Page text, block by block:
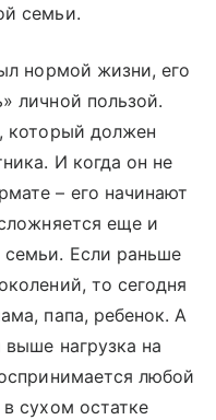
семьи.
нормой жизни, его
личной пользой.
который должен
И когда он не
– его начинают
еще и
Если раньше
то сегодня
папа, ребенок. А
нагрузка на
любой
сухом остатке